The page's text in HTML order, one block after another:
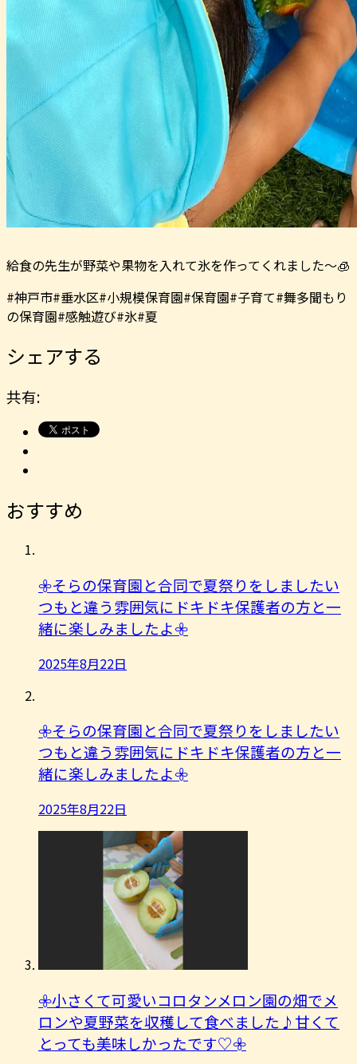
給食の先生が野菜や果物を入れて氷を作ってくれました〜🧊
#神戸市#垂水区#小規模保育園#保育園#子育て#舞多聞もり
の保育園#感触遊び#氷#夏
シェアする
共有:
おすすめ
𖧷そらの保育園と合同で夏祭りをしましたい
つもと違う雰囲気にドキドキ保護者の方と一
緒に楽しみましたよ︎𖧷
2025年8月22日
𖧷そらの保育園と合同で夏祭りをしましたい
つもと違う雰囲気にドキドキ保護者の方と一
緒に楽しみましたよ︎𖧷
2025年8月22日
𖧷小さくて可愛いコロタンメロン園の畑でメ
ロンや夏野菜を収穫して食べました♪甘くて
とっても美味しかったです♡𖧷